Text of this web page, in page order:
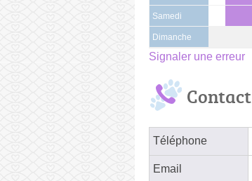
Samedi
Dimanche
Signaler une erreur
Contact
Téléphone
Email